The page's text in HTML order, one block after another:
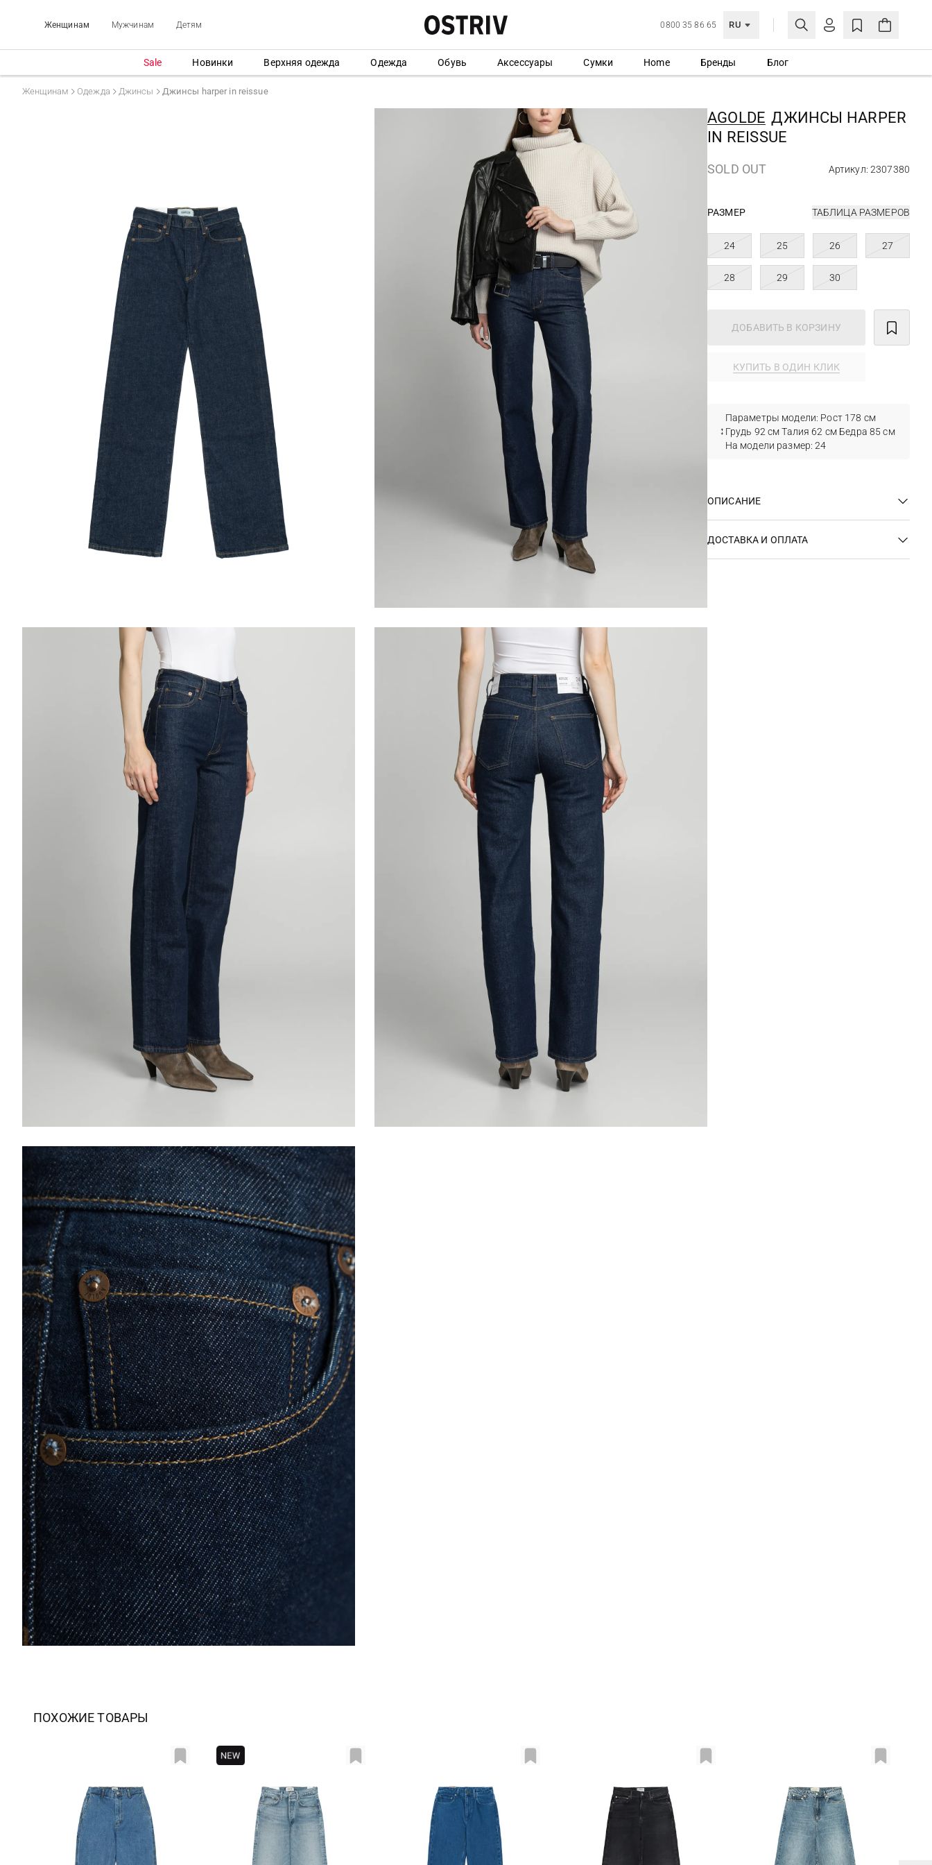
Женщинам Мужчинам Детям 0800 35 86 65 RU
ЛИЧНЫЙ КАБИНЕТ
Еще не зарегистрированы?
СОЗДАТЬ УЧЕТНУЮ ЗАПИСЬ
Sale Новинки Верхняя одежда Одежда Обувь Аксессуары Сумки Home Бренды Блог
Женщинам Одежда Джинсы Джинсы harper in reissue
AGOLDE ДЖИНСЫ HARPER
IN REISSUE
SOLD OUT Артикул: 2307380
РАЗМЕР ТАБЛИЦА РАЗМЕРОВ
24 25 26 27
28 29 30
ДОБАВИТЬ В КОРЗИНУ
КУПИТЬ В ОДИН КЛИК
Параметры модели: Рост 178 см
Грудь 92 см Талия 62 см Бедра 85 см
На модели размер: 24
ОПИСАНИЕ
ДОСТАВКА И ОПЛАТА
ПОХОЖИЕ ТОВАРЫ